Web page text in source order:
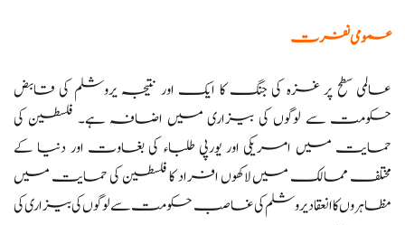
عمومی نفرت
عالمی سطح پر غزہ کی جنگ کا ایک اور نتیجہ یروشلم کی قابض
حکومت سے لوگوں کی بیزاری میں اضافہ ہے۔ فلسطین کی
حمایت میں امریکی اور یورپی طلباء کی بغاوت اور دنیا کے
مختلف ممالک میں لاکھوں افراد کا فلسطین کی حمایت میں
مظاہروں کا انعقاد یروشلم کی غاصب حکومت سے لوگوں کی بیزاری کی